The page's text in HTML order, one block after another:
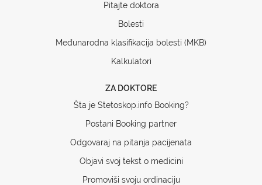
Pitajte doktora
Bolesti
Međunarodna klasifikacija bolesti (MKB)
Kalkulatori
ZA DOKTORE
Šta je Stetoskop.info Booking?
Postani Booking partner
Odgovaraj na pitanja pacijenata
Objavi svoj tekst o medicini
Promoviši svoju ordinaciju